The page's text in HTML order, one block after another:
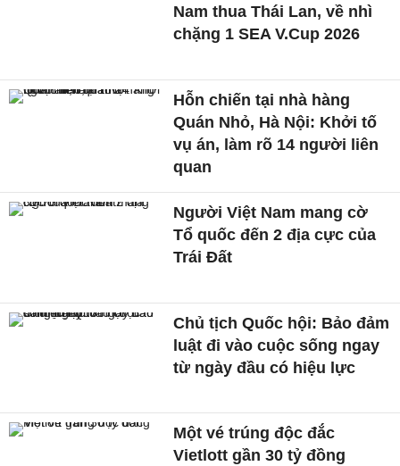
Nam thua Thái Lan, về nhì
chặng 1 SEA V.Cup 2026
Hỗn chiến tại nhà hàng
Quán Nhỏ, Hà Nội: Khởi tố
vụ án, làm rõ 14 người liên
quan
Người Việt Nam mang cờ
Tổ quốc đến 2 địa cực của
Trái Đất
Chủ tịch Quốc hội: Bảo đảm
luật đi vào cuộc sống ngay
từ ngày đầu có hiệu lực
Một vé trúng độc đắc
Vietlott gần 30 tỷ đồng